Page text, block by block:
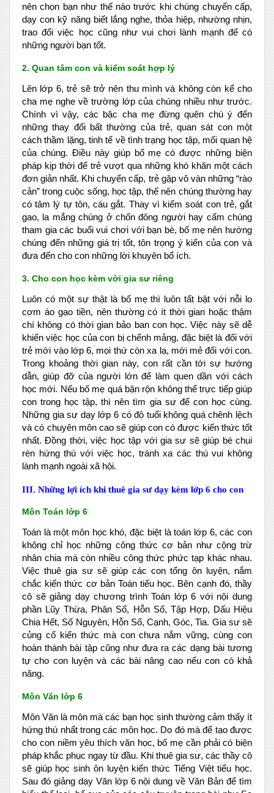
nên chọn bạn như thế nào trước khi chúng chuyển cấp,
dạy con kỹ năng biết lắng nghe, thỏa hiệp, nhường nhịn,
trao đổi việc học cũng như vui chơi lành mạnh để có
những người bạn tốt.
2. Quan tâm con và kiểm soát hợp lý
Lên lớp 6, trẻ sẽ trở nên thu mình và không còn kể cho
cha mẹ nghe về trường lớp của chúng nhiều như trước.
Chính vì vậy, các bậc cha mẹ đừng quên chú ý đến
những thay đổi bất thường của trẻ, quan sát con một
cách thầm lặng, tinh tế về tình trạng học tập, mối quan hệ
của chúng. Điều này giúp bố mẹ có được những biện
pháp kịp thời để trẻ vượt qua những khó khăn một cách
đơn giản nhất. Khi chuyển cấp, trẻ gặp vô vàn những “rào
cản” trong cuộc sống, học tập, thế nên chúng thường hay
có tâm lý tự tôn, cáu gắt. Thay vì kiểm soát con trẻ, gắt
gao, la mắng chúng ở chốn đông người hay cấm chúng
tham gia các buổi vui chơi với bạn bè, bố mẹ nên hướng
chúng đến những giá trị tốt, tôn trọng ý kiến của con và
đưa đến cho con những lời khuyên bổ ích.
3. Cho con học kèm với gia sư riêng
Luôn có một sự thật là bố mẹ thì luôn tất bật với nỗi lo
cơm áo gạo tiền, nên thường có ít thời gian hoặc thậm
chí không có thời gian bảo ban con học. Việc này sẽ dễ
khiến việc học của con bị chểnh mảng, đặc biệt là đối với
trẻ mới vào lớp 6, mọi thứ còn xa lạ, mới mẻ đối với con.
Trong khoảng thời gian này, con rất cần tới sự hướng
dẫn, giúp đỡ của người lớn để làm quen dần với cách
học mới. Nếu bố mẹ quá bận rộn không thể trực tiếp giúp
con trong học tập, thì nên tìm gia sư để con học cùng.
Những gia sư dạy lớp 6 có độ tuổi không quá chênh lệch
và có chuyên môn cao sẽ giúp con có được kiến thức tốt
nhất. Đồng thời, việc học tập với gia sư sẽ giúp bé chui
rèn hứng thú với việc học, tránh xa các thú vui không
lành mạnh ngoài xã hội.
III. Những lợi ích khi thuê gia sư dạy kèm lớp 6 cho con
Môn Toán lớp 6
Toán là một môn học khó, đặc biệt là toán lớp 6, các con
không chỉ học những công thức cơ bản như cộng trừ
nhân chia mà còn nhiều công thức phức tạp khác nhau.
Việc thuê gia sư sẽ giúp các con tổng ôn luyện, nắm
chắc kiến thức cơ bản Toán tiểu học. Bên cạnh đó, thầy
cô sẽ giảng dạy chương trình Toán lớp 6 với nội dung
phần Lũy Thừa, Phân Số, Hỗn Số, Tập Hợp, Dấu Hiệu
Chia Hết, Số Nguyên, Hỗn Số, Cạnh, Góc, Tia. Gia sư sẽ
củng cố kiến thức mà con chưa nắm vững, cùng con
hoàn thành bài tập cũng như đưa ra các dạng bài tương
tự cho con luyện và các bài nâng cao nếu con có khả
năng.
Môn Văn lớp 6
Môn Văn là môn mà các bạn học sinh thường cảm thấy ít
hứng thú nhất trong các môn học. Do đó mà để tạo được
cho con niềm yêu thích văn học, bố mẹ cần phải có biện
pháp khắc phục ngay từ đầu. Khi thuê gia sư, các thầy cô
sẽ giúp học sinh ôn luyện kiến thức Tiếng Việt tiểu học.
Sau đó giảng dạy Văn lớp 6 nội dung về Văn Bản để tìm